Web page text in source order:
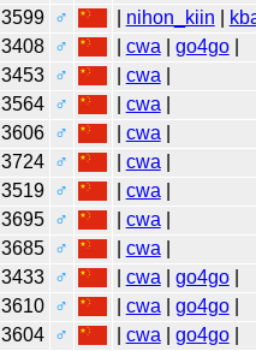
3599 ♂ nihon_kiin
3408 ♂ cwa go4go|
3453 ♂ cwa
3564 ♂ cwa
3606 ♂ cwa
3724 ♂ cwa
3519 ♂ cwa
3695 ♂ cwa
3685 ♂ cwa
3433 ♂ cwa go4go|
3610 ♂ cwa go4go|
3604 ♂ cwa go4go|